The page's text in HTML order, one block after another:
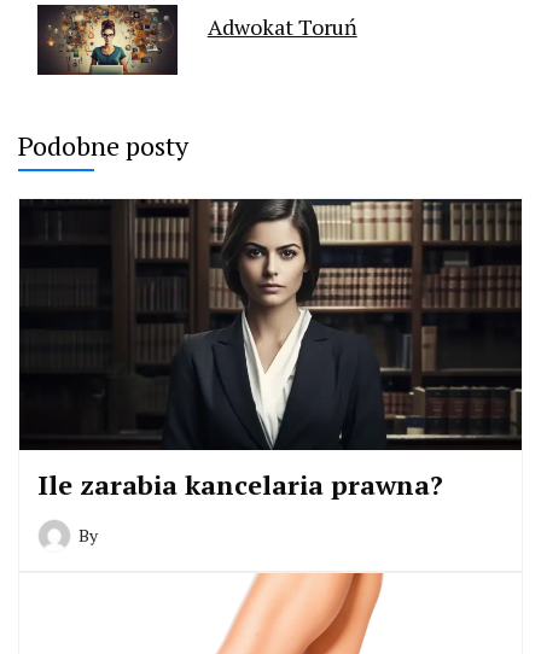
Adwokat Toruń
Podobne posty
Ile zarabia kancelaria prawna?
By